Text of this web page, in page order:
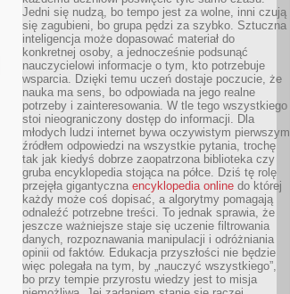
Jedni się nudzą, bo tempo jest za wolne, inni czują
się zagubieni, bo grupa pędzi za szybko. Sztuczna
inteligencja może dopasować materiał do
konkretnej osoby, a jednocześnie podsunąć
nauczycielowi informacje o tym, kto potrzebuje
wsparcia. Dzięki temu uczeń dostaje poczucie, że
nauka ma sens, bo odpowiada na jego realne
potrzeby i zainteresowania. W tle tego wszystkiego
stoi nieograniczony dostęp do informacji. Dla
młodych ludzi internet bywa oczywistym pierwszym
źródłem odpowiedzi na wszystkie pytania, trochę
tak jak kiedyś dobrze zaopatrzona biblioteka czy
gruba encyklopedia stojąca na półce. Dziś tę rolę
przejęła gigantyczna encyklopedia online do której
każdy może coś dopisać, a algorytmy pomagają
odnaleźć potrzebne treści. To jednak sprawia, że
jeszcze ważniejsze staje się uczenie filtrowania
danych, rozpoznawania manipulacji i odróżniania
opinii od faktów. Edukacja przyszłości nie będzie
więc polegała na tym, by „nauczyć wszystkiego”,
bo przy tempie przyrostu wiedzy jest to misja